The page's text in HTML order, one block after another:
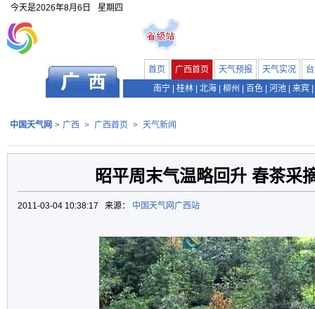
今天是2026年8月6日 星期四
首页 广西首页 天气预报 天气实况
南宁
桂林 北海 柳州 百色 河池 来宾
中国天气网 > 广西 > 广西首页 > 天气新闻
昭平周末气温略回升 春茶采
2011-03-04 10:38:17 来源： 中国天气网广西站